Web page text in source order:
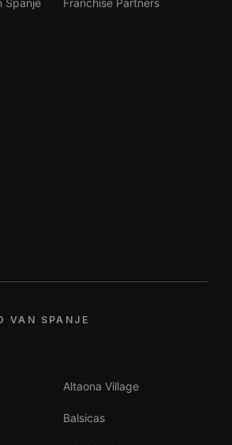
Spanje
Franchise Partners
VAN SPANJE
Altaona Village
Balsicas